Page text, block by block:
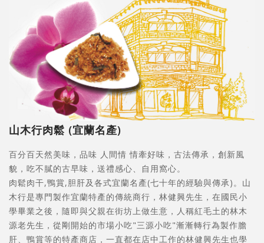
山木行肉鬆 (宜蘭名產)
百分百天然美味，品味 人間情 情牽好味，古法傳承，創新風
貌，吃不膩的古早味，送禮感心、自用窩心。
肉鬆肉干,鴨賞,胆肝及各式宜蘭名產(七十年的經驗與傳承)。山
木行是專門製作宜蘭特產的傳統商行，林健興先生，在國民小
學畢業之後，隨即與父親在街坊上做生意，人稱紅毛土的林木
源老先生，從剛開始的市場小吃"三源小吃"漸漸轉行為製作膽
肝、鴨賞等的特產商店，一直都在店中工作的林健興先生也學